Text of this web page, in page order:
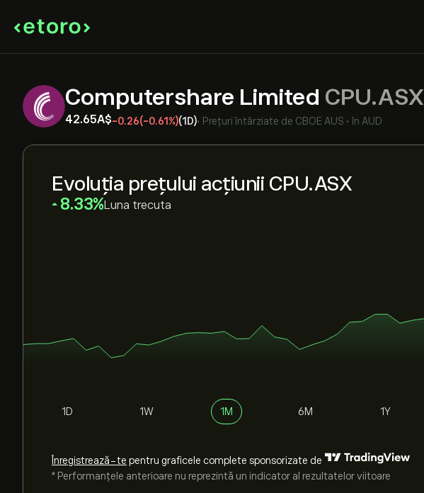
Computershare Limited CPU.ASX
42.65‎A$‎-0.26(-0.61%)(1D)• Prețuri întârziate de CBOE AUS • în AUD
Evoluția prețului acțiunii CPU.ASX
‎8.33‎ Luna trecuta
1D 1W 1M 6M 1Y
Înregistrează-te pentru graficele complete sponsorizate de
* Performanțele anterioare nu reprezintă un indicator al rezultatelor viitoare